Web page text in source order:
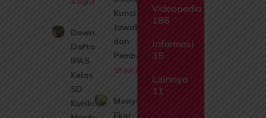
Download
Daftar Isi
IPAS
Kelas 1
SD
Kurikulum
Kunci
Jawaban
dan
Pembahasan
16 Juli 2026
Monyet
Ekor
Videopedia
186
Informasi
35
Lainnya
11